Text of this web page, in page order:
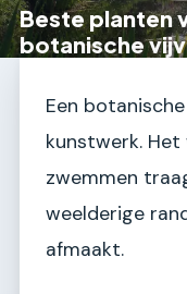
Beste planten
botanische
Een
kunstwerk.
zwemmen
weelderige
afmaakt.